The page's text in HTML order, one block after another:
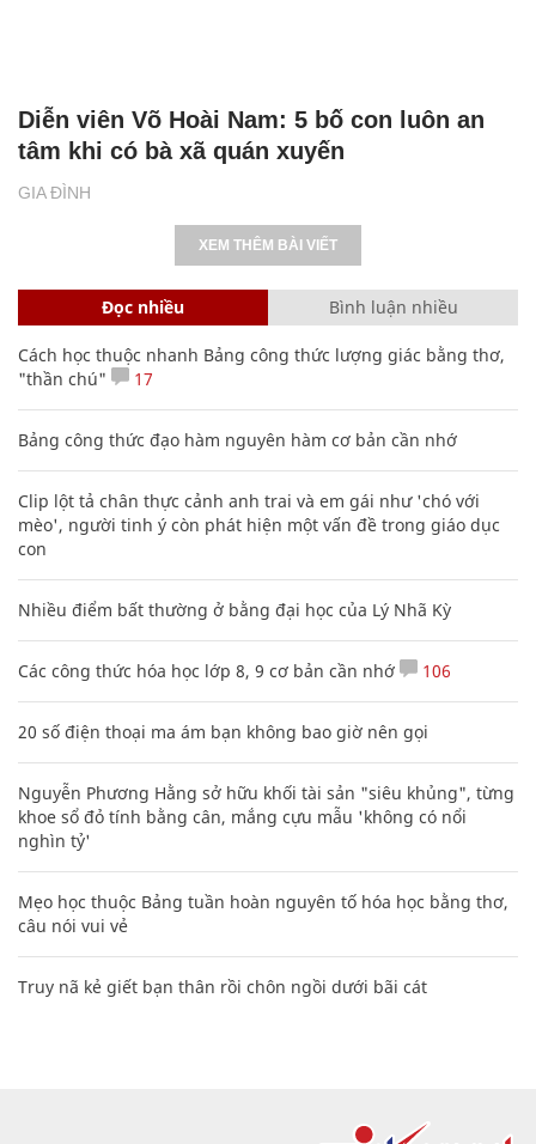
GIA ĐÌNH
Diễn viên Võ Hoài Nam: 5 bố con luôn an
tâm khi có bà xã quán xuyến
XEM THÊM BÀI VIẾT
Đọc nhiều Bình luận nhiều
Cách học thuộc nhanh Bảng công thức lượng giác bằng thơ,
"thần chú"
17
Bảng công thức đạo hàm nguyên hàm cơ bản cần nhớ
Clip lột tả chân thực cảnh anh trai và em gái như 'chó với
mèo', người tinh ý còn phát hiện một vấn đề trong giáo dục
con
Nhiều điểm bất thường ở bằng đại học của Lý Nhã Kỳ
Các công thức hóa học lớp 8, 9 cơ bản cần nhớ 106
20 số điện thoại ma ám bạn không bao giờ nên gọi
Nguyễn Phương Hằng sở hữu khối tài sản "siêu khủng", từng
khoe sổ đỏ tính bằng cân, mắng cựu mẫu 'không có nổi
nghìn tỷ'
Mẹo học thuộc Bảng tuần hoàn nguyên tố hóa học bằng thơ,
câu nói vui vẻ
Truy nã kẻ giết bạn thân rồi chôn ngồi dưới bãi cát